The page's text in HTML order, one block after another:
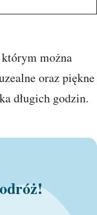
można
oraz piękne
długich godzin.